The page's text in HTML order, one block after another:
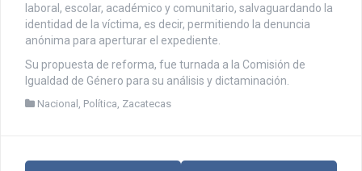
laboral, escolar, académico y comunitario, salvaguardando la
identidad de la víctima, es decir, permitiendo la denuncia
anónima para aperturar el expediente.
Su propuesta de reforma, fue turnada a la Comisión de
Igualdad de Género para su análisis y dictaminación.
Nacional , Política, Zacatecas